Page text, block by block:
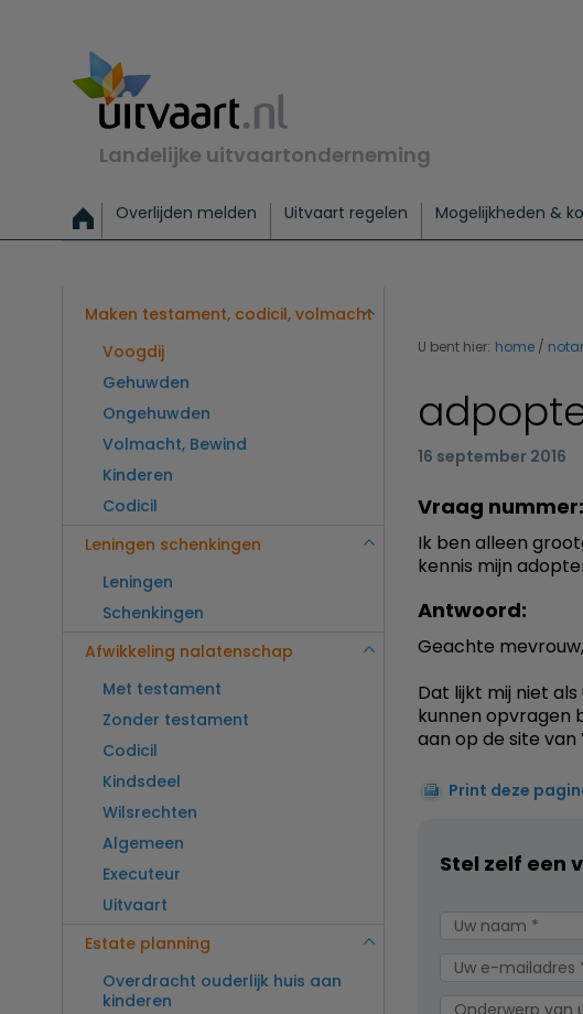
Landelijke uitvaartonderneming
Overlijden melden Uitvaart regelen Mogelijkheden &
Exclusieve uitvaart Begrafenis Basis
Maken testament, codicil, volmacht
Voogdij
Gehuwden
Ongehuwden
Volmacht, Bewind
Kinderen
Codicil
Leningen schenkingen
Leningen
Schenkingen
Afwikkeling nalatenschap
Met testament
Zonder testament
Codicil
Kindsdeel
Wilsrechten
Algemeen
Executeur
Uitvaart
Estate planning
Overdracht ouderlijk huis aan
kinderen
U bent hier: home
16 september 2016
Vraag
Ik ben alleen
kennis mijn
Antwoord:
Geachte mevrouw,
Dat lijkt mij niet
kunnen opvragen
aan op de site van
Print deze
Stel zelf een